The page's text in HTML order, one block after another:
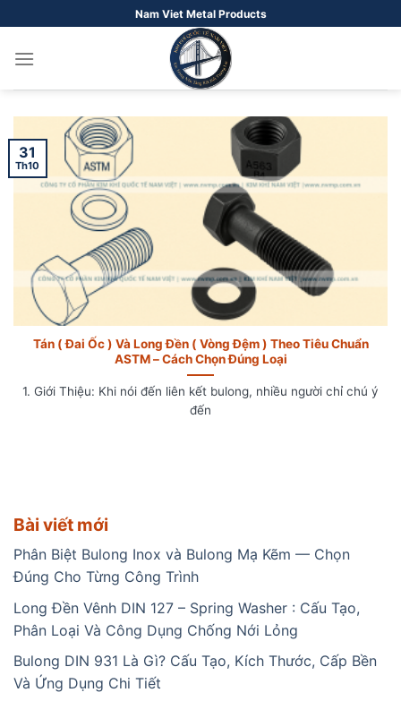
qua
nội
Nam Viet Metal Products
Bài viết mới
Phân Biệt Bulong Inox và Bulong Mạ Kẽm — Chọn
Đúng Cho Từng Công Trình
Long Đền Vênh DIN 127 – Spring Washer : Cấu Tạo,
Phân Loại Và Công Dụng Chống Nới Lỏng
Bulong DIN 931 Là Gì? Cấu Tạo, Kích Thước, Cấp Bền
Và Ứng Dụng Chi Tiết
Tán ( Đai Ốc ) Và Long Đền ( Vòng Đệm ) Theo Tiêu Chuẩn
ASTM – Cách Chọn Đúng Loại
1. Giới Thiệu: Khi nói đến liên kết bulong, nhiều người chỉ chú ý
đến
31
Th10